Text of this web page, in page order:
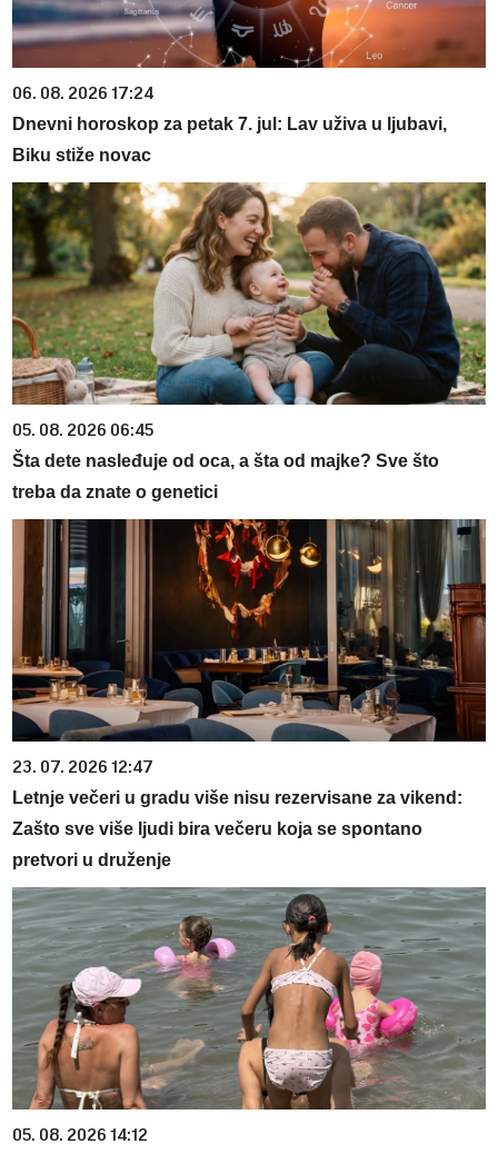
06. 08. 2026 17:24
Dnevni horoskop za petak 7. jul: Lav uživa u ljubavi,
Biku stiže novac
05. 08. 2026 06:45
Šta dete nasleđuje od oca, a šta od majke? Sve što
treba da znate o genetici
23. 07. 2026 12:47
Letnje večeri u gradu više nisu rezervisane za vikend:
Zašto sve više ljudi bira večeru koja se spontano
pretvori u druženje
05. 08. 2026 14:12